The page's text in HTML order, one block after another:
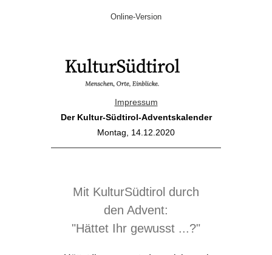
Online-Version
Impressum
Der Kultur-Südtirol-Adventskalender
Montag, 14.12.2020
Mit KulturSüdtirol durch
den Advent:
"Hättet Ihr gewusst ...?"